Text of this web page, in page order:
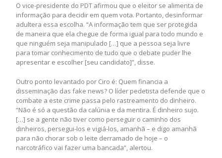
O vice-presidente do PDT afirmou que o eleitor se alimenta de
informação para decidir em quem vota. Portanto, desinformar
adultera essa escolha. “A informação tem que ser protegida
de maneira que ela chegue de forma igual para todo mundo e
que ninguém seja manipulado […] que a pessoa seja livre
para tomar conhecimento de tudo que o debate puder lhe
apresentar e escolher [seu candidato]”, disse.
Outro ponto levantado por Ciro é: Quem financia a
disseminação das fake news? O líder pedetista defende que o
combate a este crime passa pelo rastreamento do dinheiro.
“Não é só a questão da calúnia e da mentira. É dinheiro sujo.
[…] se a gente não tiver como perseguir o caminho dos
dinheiros, persegui-los e vigiá-los, amanhã – e digo amanhã
para não chorar sob o leite derramado de hoje – o
narcotráfico vai fazer uma bancada”, alertou.